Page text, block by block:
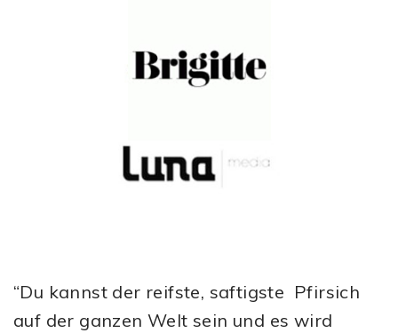
“Du kannst der reifste, saftigste Pfirsich
auf der ganzen Welt sein und es wird